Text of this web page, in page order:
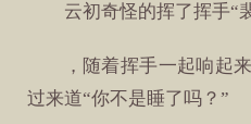
云初奇怪的挥了挥手“
，随着挥手一起响起
过来道“你不是睡了吗？”